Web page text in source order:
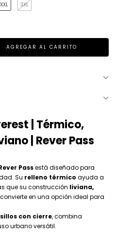
XXL 3XL
| Térmico,
| Rever Pass
Passestá diseñado para
Su relleno térmico ayuda a
que su construcción liviana,
en una opción ideal para
con cierre, combina
urbano versátil.